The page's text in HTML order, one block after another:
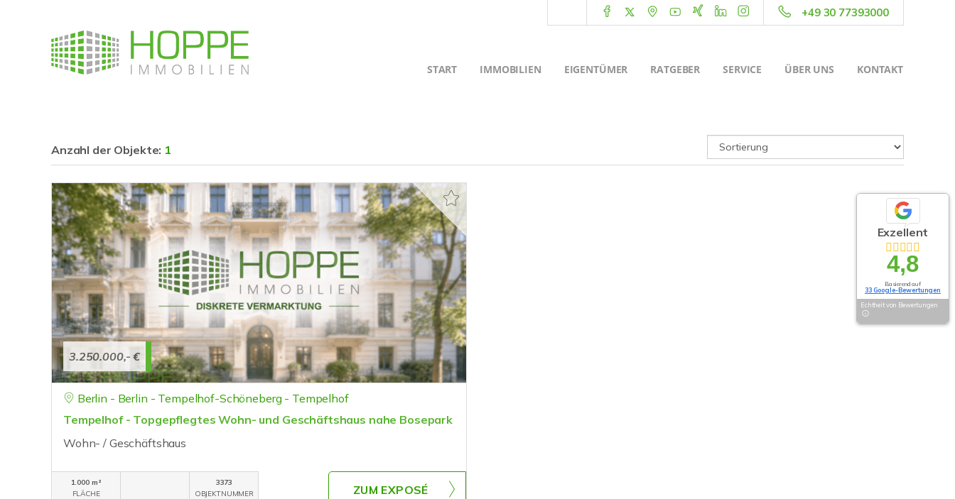
+49 30 77393000
START IMMOBILIEN EIGENTÜMER RATGEBER SERVICE ÜBER UNS KONTAKT
Anzahl der Objekte: 1
3.250.000,- €
Berlin - Berlin - Tempelhof-Schöneberg - Tempelhof
Tempelhof - Topgepflegtes Wohn- und Geschäftshaus nahe Bosepark
Wohn- / Geschäftshaus
1.000 m²
FLÄCHE
3373
OBJEKTNUMMER
ZUM EXPOSÉ
Exzellent
4,8
Basierend auf
33 Google-Bewertungen
Echtheit von Bewertungen